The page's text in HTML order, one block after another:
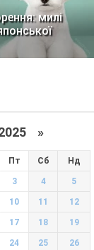
милі
»
Пт Сб Нд
3 4 5
10 11 12
17 18 19
24 25 26